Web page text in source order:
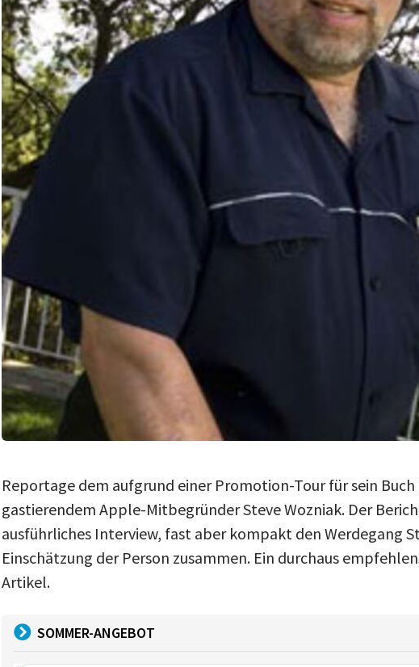
Reportage dem aufgrund einer Promotion-Tour für sein Buch
gastierendem Apple-Mitbegründer Steve Wozniak. Der
ausführliches Interview, fast aber kompakt den Werdegang
Einschätzung der Person zusammen. Ein durchaus
Artikel.
SOMMER-ANGEBOT